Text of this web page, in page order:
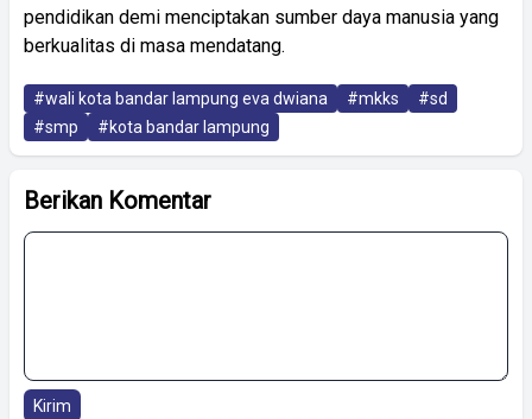
pendidikan demi menciptakan sumber daya manusia yang
berkualitas di masa mendatang.
#wali kota bandar lampung eva dwiana #mkks
#sd
#smp
#kota bandar lampung
Berikan Komentar
Kirim